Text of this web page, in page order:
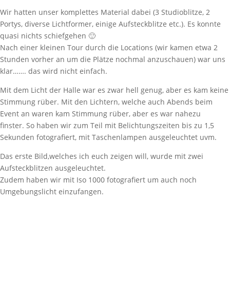
Wir hatten unser komplettes Material dabei (3 Studioblitze, 2
Portys, diverse Lichtformer, einige Aufsteckblitze etc.). Es konnte
quasi nichts schiefgehen 🙂
Nach einer kleinen Tour durch die Locations (wir kamen etwa 2
Stunden vorher an um die Plätze nochmal anzuschauen) war uns
klar……. das wird nicht einfach.
Mit dem Licht der Halle war es zwar hell genug, aber es kam keine
Stimmung rüber. Mit den Lichtern, welche auch Abends beim
Event an waren kam Stimmung rüber, aber es war nahezu
finster. So haben wir zum Teil mit Belichtungszeiten bis zu 1,5
Sekunden fotografiert, mit Taschenlampen ausgeleuchtet uvm.
Das erste Bild,welches ich euch zeigen will, wurde mit zwei
Aufsteckblitzen ausgeleuchtet.
Zudem haben wir mit Iso 1000 fotografiert um auch noch
Umgebungslicht einzufangen.